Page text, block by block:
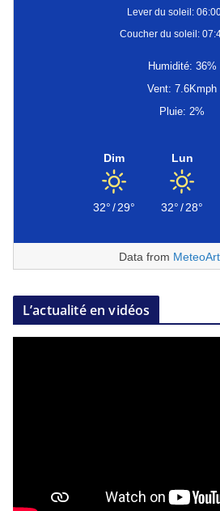
Lever du soleil:
Coucher du soleil:
Humidité: 36%
Vent: 7.6Kmph
Pluie: 2%
Dim
32°/29°
Lun
32°/28°
Data from
L’actualité en vidéos